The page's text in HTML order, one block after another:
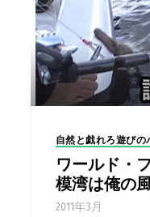
自然と戯れろ遊びの
ワールド・
模湾は俺の
2011年3月